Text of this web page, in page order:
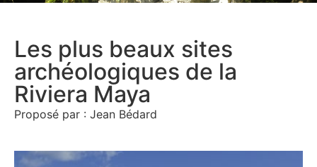
Les plus beaux sites
archéologiques de la
Riviera Maya
Proposé par : Jean Bédard